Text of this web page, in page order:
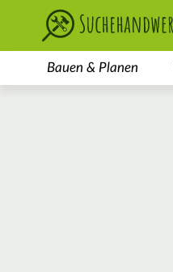
Bauen & Planen